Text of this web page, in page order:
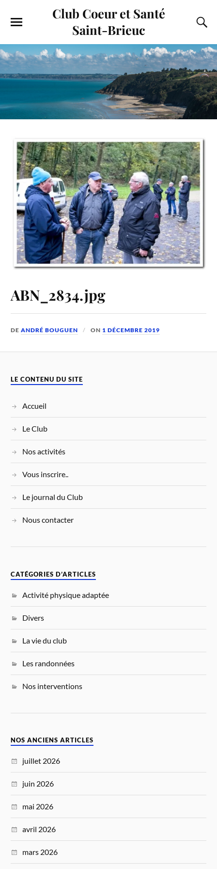
Club Coeur et Santé
Saint-Brieuc
ABN_2834.jpg
DEANDRÉ BOUGUEN ON 1 DÉCEMBRE 2019
LE CONTENU DU SITE
Accueil
Le Club
Nos activités
Vous inscrire..
Le journal du Club
Nous contacter
CATÉGORIES D’ARTICLES
Activité physique adaptée
Divers
La vie du club
Les randonnées
Nos interventions
NOS ANCIENS ARTICLES
juillet 2026
juin 2026
mai 2026
avril 2026
mars 2026